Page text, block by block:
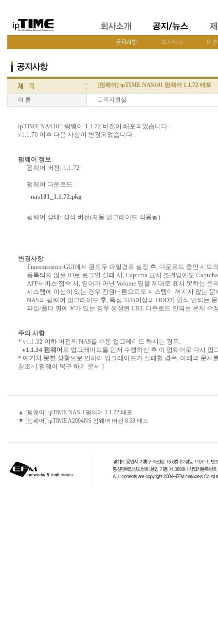
[펌웨어] ipTIME NAS101 펌웨어 1.1.72 배포
이 름 고객지원실
ipTIME NAS101 펌웨어 1.1.72 버전이 배포되었습니다.
v1.1.70 이후 다음 사항이 변경되었습니다.
펌웨어 정보
펌웨어 버전: 1.1.72
펌웨어 다운로드 :
nas101_1.1.72.pkg
펌웨어 상태: 정식 버전(자동 업그레이드 적용됨)
변경사항
Transmission-GUI에서 윈도우 파일경로 설정 후, 다운로드 중인 시드
등록되지 않은 ID로 로그인 실패 시, Captcha 표시 조건임에도
AFP서비스 접속 시, 영어가 아닌 Volume 명을 제대로 표시 못하는 문
시스템에 이상이 있는 경우 전원버튼으로도 시스템이 꺼지지 않는 문
NAS의 펌웨어 업그레이드 후, 특정 3TB이상의 HDD가 인식 안되는
파일/폴더 명에 '#'가 있는 경우 생성된 URL 다운로드 안되는 문제 수
주의 사항
* v1.1.32 이하 버전의 NAS를 수동 업그레이드 하시는 경우,
v1.1.34 펌웨어 로 업그레이드를 먼저 수행하신 후 이 펌웨어로 다시 업
* 예기치 못한 상황으로 인하여 업그레이드가 실패할 경우, 아래의 문서
참조> [ 펌웨어 복구 하기 문서 ]
▲ [펌웨어] ipTIME NAS-I 펌웨어 1.1.72 배포
▼ [펌웨어] ipTIME A2004NS 펌웨어 버전 8.68 배포